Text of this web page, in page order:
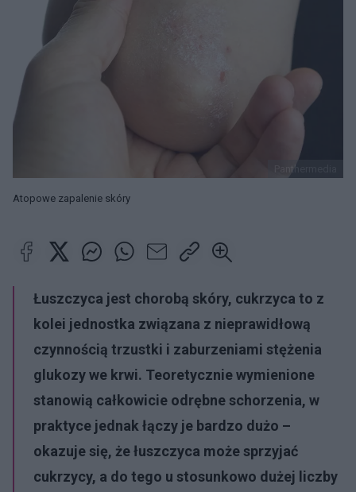
Panthermedia
Atopowe zapalenie skóry
Łuszczyca jest chorobą skóry, cukrzyca to z
kolei jednostka związana z nieprawidłową
czynnością trzustki i zaburzeniami stężenia
glukozy we krwi. Teoretycznie wymienione
stanowią całkowicie odrębne schorzenia, w
praktyce jednak łączy je bardzo dużo –
okazuje się, że łuszczyca może sprzyjać
cukrzycy, a do tego u stosunkowo dużej liczby